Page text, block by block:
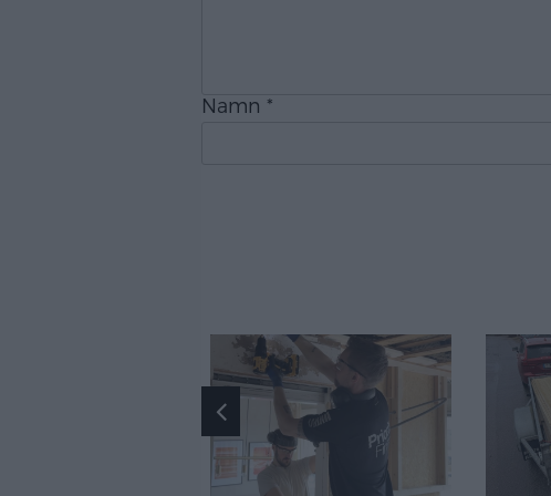
Namn *